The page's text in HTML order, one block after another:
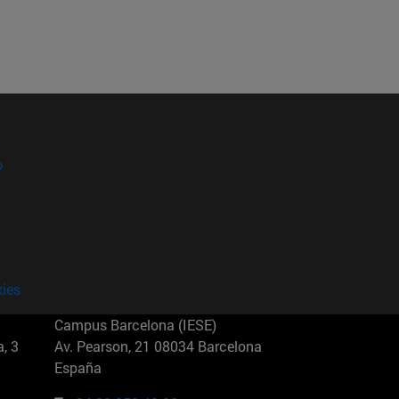
3
Campus Barcelona (IESE)
Av. Pearson, 21 08034 Barcelona
España